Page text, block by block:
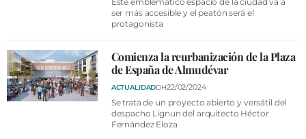
VÍDEOS
CONTACTAR
FIESTAS EN EL ALTO ARAGÓN
FIESTAS DE SAN LORENZO
ser más accesible y el peatón será el
protagonista
Comienza la reurbanización de la Plaza
de España de Almudévar
ACTUALIDADDH22/02/2024
Se trata de un proyecto abierto y versátil del
despacho Lignun del arquitecto Héctor
Fernández Eloza